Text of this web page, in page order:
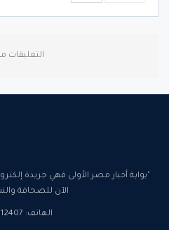
التعليقات
"بوابة أخبار مصر الأولى فهي جريدة
الآن للصحافة
الهاتف: 01229012407